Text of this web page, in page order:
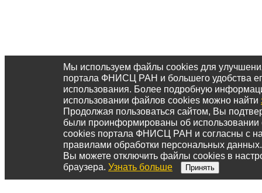
Мы используем файлы cookies для
портала ФНИСЦ РАН и большего удобства
использования. Более подробную
использовании файлов cookies можно найти
Продолжая пользоваться сайтом, Вы
были проинформированы об
cookies портала ФНИСЦ РАН и согласны с
правилами обработки персональных данных.
Вы можете отключить файлы cookies в
браузера. Узнать больше Принять